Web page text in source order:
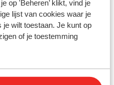
op 'Beheren’ klikt, vind je
lijst van cookies waar je
wilt toestaan. Je kunt op
of je toestemming
vaccinaties en
.